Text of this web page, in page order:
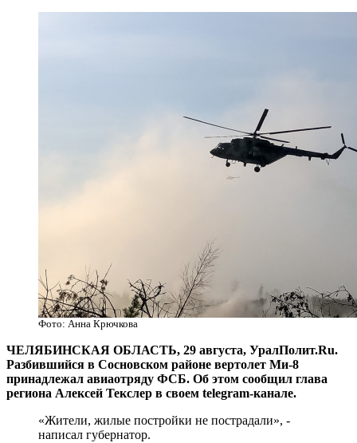
Фото: Анна Крючкова
​ЧЕЛЯБИНСКАЯ ОБЛАСТЬ, 29 августа, УралПолит.Ru.
Разбившийся в Сосновском районе вертолет Ми-8
принадлежал авиаотряду ФСБ. Об этом сообщил глава
региона Алексей Текслер в своем telegram-канале.
«Жители, жилые постройки не пострадали», -
написал губернатор.